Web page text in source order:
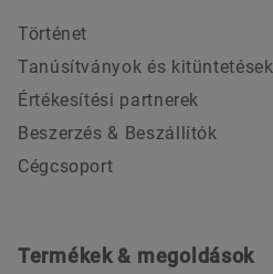
Történet
Tanúsítványok és kitüntetések
Értékesítési partnerek
Beszerzés & Beszállítók
Cégcsoport
Termékek & megoldások